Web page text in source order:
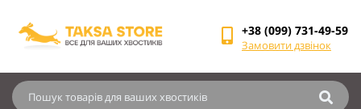
+38 (099) 731-49-59
Замовити дзвінок